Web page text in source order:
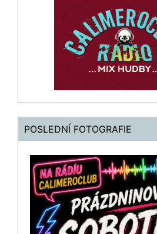
POSLEDNÍ FOTOGRAFIE